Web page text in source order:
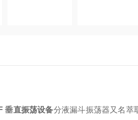
垂直振荡设备分液漏斗振荡器又名萃